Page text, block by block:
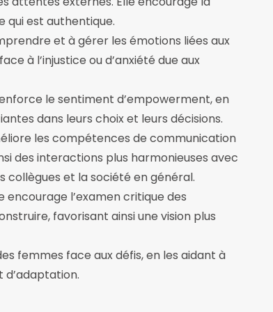
qui est authentique.
et à gérer les émotions liées aux
à l’injustice ou d’anxiété due aux
le sentiment d’empowerment, en
dans leurs choix et leurs décisions.
les compétences de communication
des interactions plus harmonieuses avec
collègues et la société en général.
encourage l’examen critique des
favorisant ainsi une vision plus
femmes face aux défis, en les aidant à